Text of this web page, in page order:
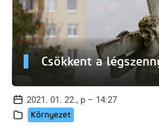
Csökkent a
2021. 01. 22., p – 14:27
Környezet